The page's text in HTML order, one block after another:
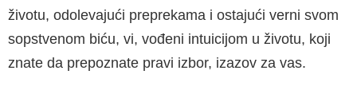
životu, odolevajući preprekama i ostajući verni svom
sopstvenom biću, vi, vođeni intuicijom u životu, koji
znate da prepoznate pravi izbor, izazov za vas.